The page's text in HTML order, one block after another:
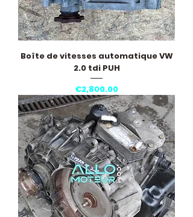
Boîte de vitesses automatique VW
2.0 tdi PUH
Price
€2,800.00